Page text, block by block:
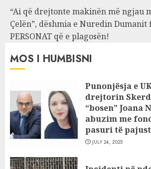
“Ai që drejtonte makinën më ngjau
Çelën”, dëshmia e Nuredin
PERSONAT që e plagosën!
MOS I HUMBISNI
Punonjësja e
drejtorin
“bosen” Joana
abuzim me
pasuri të
JULY 24, 2025